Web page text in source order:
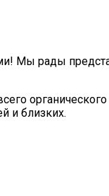
рады
и близких.